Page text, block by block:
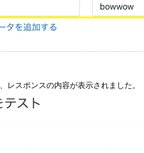
レスポンスの内容が表示されました。